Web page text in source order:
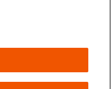
お問い合わせ